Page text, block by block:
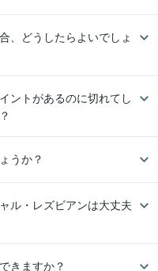
、どうしたらよいでしょ
ントがあるのに切れてし
うか？
ル・レズビアンは大丈夫
きますか？